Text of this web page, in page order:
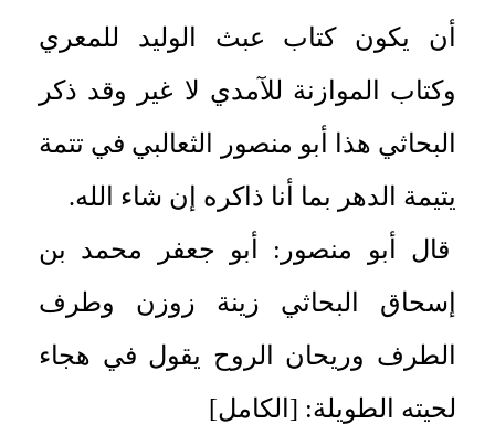
أن يكون كتاب عبث الوليد للمعري
وكتاب الموازنة للآمدي لا غير وقد ذكر
البحاثي هذا أبو منصور الثعالبي في تتمة
يتيمة الدهر بما أنا ذاكره إن شاء الله.
قال أبو منصور: أبو جعفر محمد بن
إسحاق البحاثي زينة زوزن وطرف
الطرف وريحان الروح يقول في هجاء
لحيته الطويلة: [الكامل]